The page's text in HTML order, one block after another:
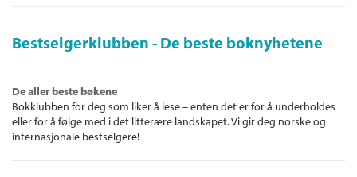
Bestselgerklubben - De beste boknyhetene
De aller beste bøkene
Bokklubben for deg som liker å lese – enten det er for å underholdes
eller for å følge med i det litterære landskapet. Vi gir deg norske og
internasjonale bestselgere!